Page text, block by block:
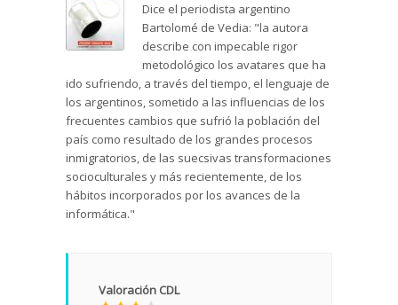
Dice el periodista argentino
Bartolomé de Vedia: "la autora
describe con impecable rigor
metodológico los avatares que ha
ido sufriendo, a través del tiempo, el lenguaje de
los argentinos, sometido a las influencias de los
frecuentes cambios que sufrió la población del
país como resultado de los grandes procesos
inmigratorios, de las suecsivas transformaciones
socioculturales y más recientemente, de los
hábitos incorporados por los avances de la
informática."
Valoración CDL